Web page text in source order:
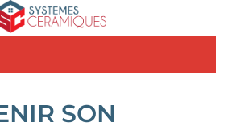
SON